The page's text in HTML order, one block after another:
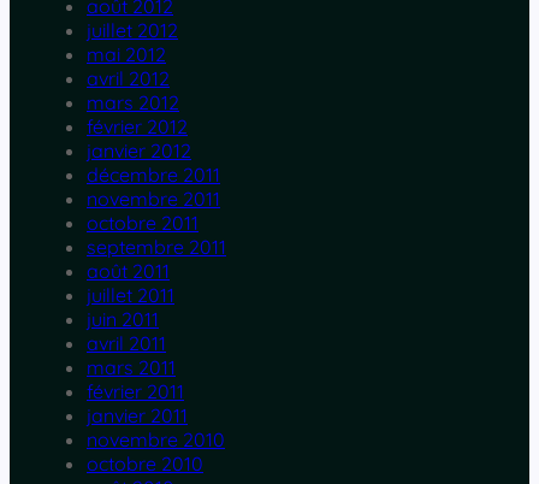
août 2012
juillet 2012
mai 2012
avril 2012
mars 2012
février 2012
janvier 2012
décembre 2011
novembre 2011
octobre 2011
septembre 2011
août 2011
juillet 2011
juin 2011
avril 2011
mars 2011
février 2011
janvier 2011
novembre 2010
octobre 2010